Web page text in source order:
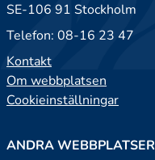
SE-106 91 Stockholm
Telefon: 08-16 23 47
Kontakt
Om webbplatsen
Cookieinställningar
ANDRA WEBBPLATSER